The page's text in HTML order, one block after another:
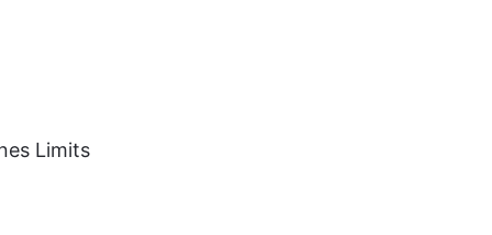
Limits